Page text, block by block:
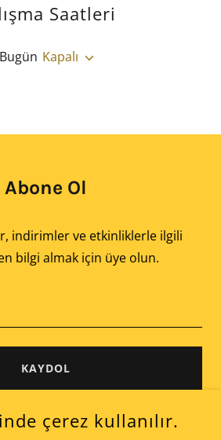
Saatleri
Bugün Kapalı
Abone Ol
indirimler ve etkinliklerle ilgili
bilgi almak için üye olun.
KAYDOL
çerez kullanılır.